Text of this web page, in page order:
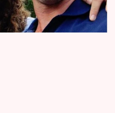
účet. Podívejte se
natáčení